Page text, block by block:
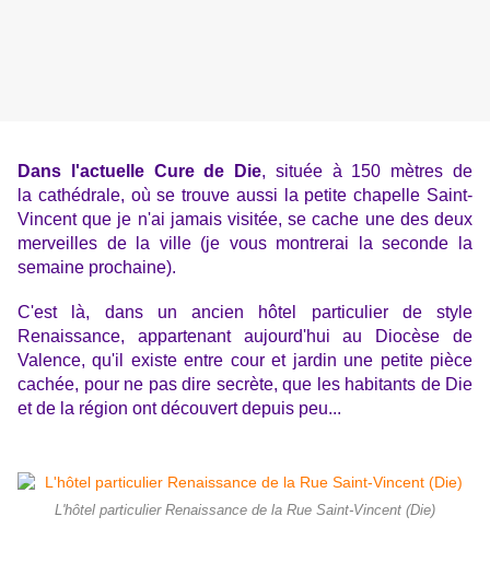
Dans l'actuelle Cure de Die, située à 150 mètres de
la cathédrale, où se trouve aussi la petite chapelle Saint-
Vincent que je n'ai jamais visitée, se cache une des deux
merveilles de la ville (je vous montrerai la seconde la
semaine prochaine).
C'est là, dans un ancien hôtel particulier de style
Renaissance, appartenant aujourd'hui au Diocèse de
Valence, qu'il existe entre cour et jardin une petite pièce
cachée, pour ne pas dire secrète, que les habitants de Die
et de la région ont découvert depuis peu...
L'hôtel particulier Renaissance de la Rue Saint-Vincent (Die)